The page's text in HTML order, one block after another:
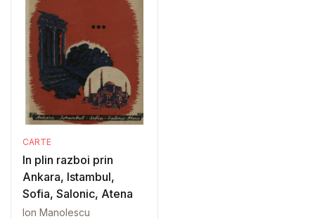
CARTE
In plin razboi prin
Ankara, Istambul,
Sofia, Salonic, Atena
Ion Manolescu